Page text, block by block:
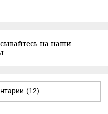
на наши
(12)